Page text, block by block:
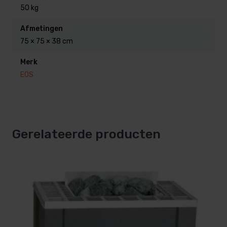
Leverbaar in de uitvoering 12 en 15 kW
50 kg
Afmetingen
75 × 75 × 38 cm
Merk
EOS
Gerelateerde producten